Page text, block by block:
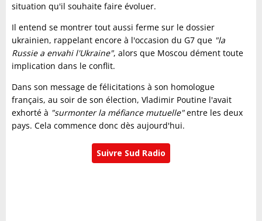
situation qu'il souhaite faire évoluer.
Il entend se montrer tout aussi ferme sur le dossier
ukrainien, rappelant encore à l'occasion du G7 que "la
Russie a envahi l'Ukraine", alors que Moscou dément toute
implication dans le conflit.
Dans son message de félicitations à son homologue
français, au soir de son élection, Vladimir Poutine l'avait
exhorté à "surmonter la méfiance mutuelle"entre les deux
pays. Cela commence donc dès aujourd'hui.
Suivre Sud Radio